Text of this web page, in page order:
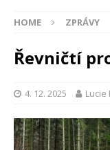
HOME ZPRÁVY
Řevničtí
4. 12. 2025 Lucie